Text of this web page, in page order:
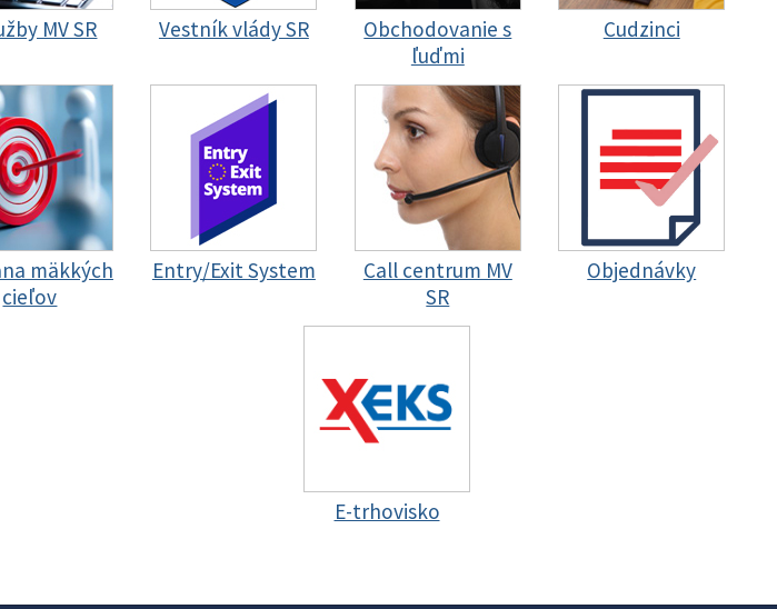
MV SR Vestník vlády SR
Obchodovanie s
ľuďmi
Cudzinci
mäkkých
cieľov
Entry/Exit System
Call centrum MV
SR
Objednávky
E-trhovisko